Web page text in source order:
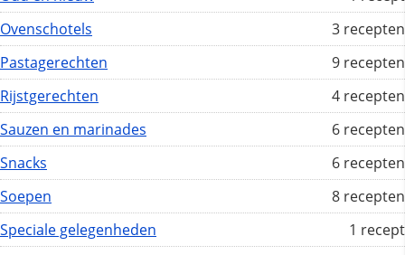
3 recepten
Ovenschotels
9 recepten
Pastagerechten
4 recepten
Rijstgerechten
6 recepten
Sauzen en marinades
6 recepten
Snacks
8 recepten
Soepen
1 recept
Speciale gelegenheden